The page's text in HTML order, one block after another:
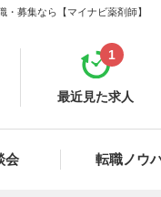
募集なら【マイナビ薬剤師】
最近見た求人
1
会 転職ノウ